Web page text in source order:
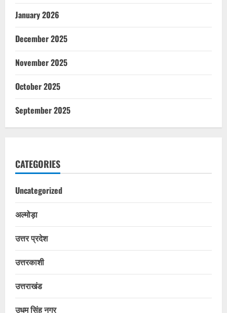
January 2026
December 2025
November 2025
October 2025
September 2025
CATEGORIES
Uncategorized
अल्मोड़ा
उत्तर प्रदेश
उत्तरकाशी
उत्तराखंड
उधम सिंह नगर